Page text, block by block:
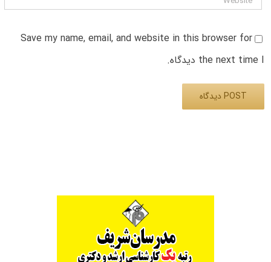
Save my name, email, and website in this browser for
the next time I دیدگاه.